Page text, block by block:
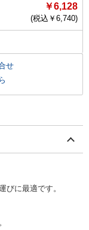
￥6,128
(税込￥ 6,740)
せ
びに最適です。